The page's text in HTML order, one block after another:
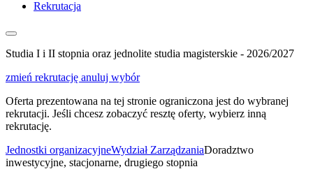
Rekrutacja
Studia I i II stopnia oraz jednolite studia magisterskie - 2026/2027
zmień rekrutację anuluj wybór
Oferta prezentowana na tej stronie ograniczona jest do wybranej
rekrutacji. Jeśli chcesz zobaczyć resztę oferty, wybierz inną
rekrutację.
Jednostki organizacyjneWydział ZarządzaniaDoradztwo
inwestycyjne, stacjonarne, drugiego stopnia